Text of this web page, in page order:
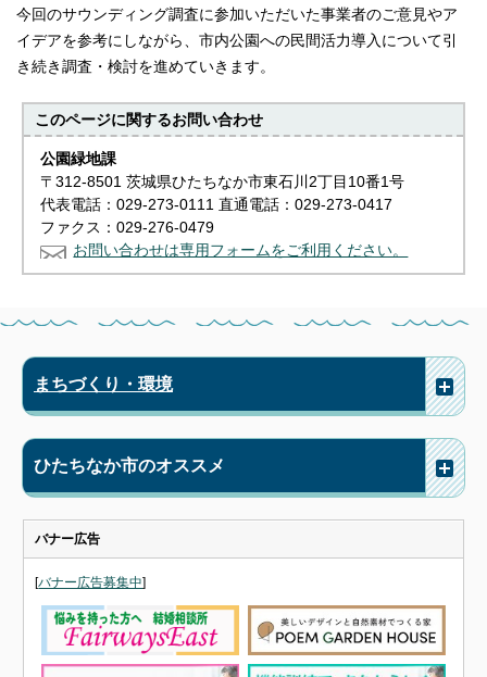
今回のサウンディング調査に参加いただいた事業者のご意見やア
イデアを参考にしながら、市内公園への民間活力導入について引
き続き調査・検討を進めていきます。
このページに関するお問い合わせ
公園緑地課
〒312-8501 茨城県ひたちなか市東石川2丁目10番1号
代表電話：029-273-0111 直通電話：029-273-0417
ファクス：029-276-0479
お問い合わせは専用フォームをご利用ください。
まちづくり・環境
ひたちなか市のオススメ
バナー広告
[バナー広告募集中]